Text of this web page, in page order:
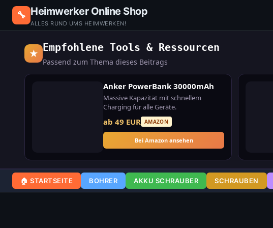
🔧 Heimwerker Online Shop
ALLES RUND UMS HEIMWERKEN!
★ Empfohlene Tools & Ressourcen
Passend zum Thema dieses Beitrags
Anker PowerBank 30000mAh
Massive Kapazität mit schnellem
Charging für alle Geräte.
ab 49 EUR AMAZON
Bei Amazon ansehen
🏠 STARTSEITE BOHRER AKKU SCHRAUBER SCHRAUBEN